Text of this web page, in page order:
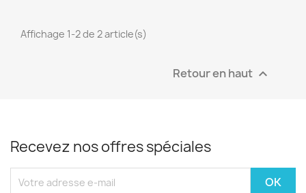
Affichage 1-2 de 2 article(s)
Retour en haut 
Recevez nos offres spéciales